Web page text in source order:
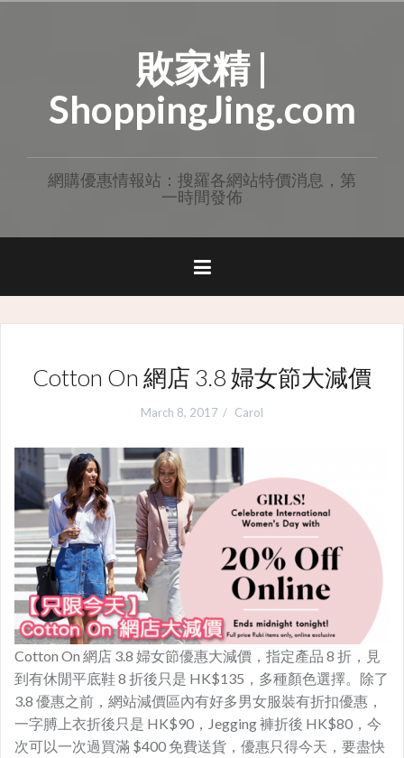
敗家精 |
ShoppingJing.com
網購優惠情報站：搜羅各網站特價消息，第
一時間發佈
Cotton On 網店 3.8 婦女節大減價
March 8, 2017 Carol
Cotton On 網店 3.8 婦女節優惠大減價，指定產品 8 折，見
到有休閒平底鞋 8 折後只是 HK$135，多種顏色選擇。除了
3.8 優惠之前，網站減價區內有好多男女服裝有折扣優惠，
一字膊上衣折後只是 HK$90，Jegging 褲折後 HK$80，今
次可以一次過買滿 $400 免費送貨，優惠只得今天，要盡快